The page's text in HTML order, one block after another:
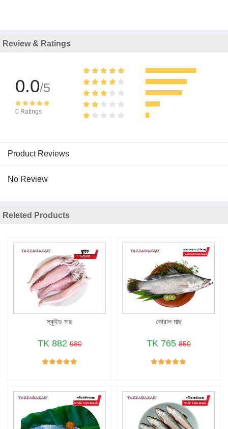
Review & Ratings
0.0/5
0 Ratings
Product Reviews
No Review
Releted Products
স্কুইড মাছ
TK 882980
কোরাল মাছ
TK 765850